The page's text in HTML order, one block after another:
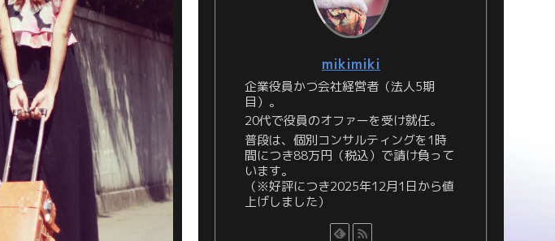
mikimiki
企業役員かつ会社経営者（法人5期
目）。
20代で役員のオファーを受け就任。
普段は、個別コンサルティングを1時
間につき88万円（税込）で請け負って
います。
（※好評につき2025年12月1日から値
上げしました）